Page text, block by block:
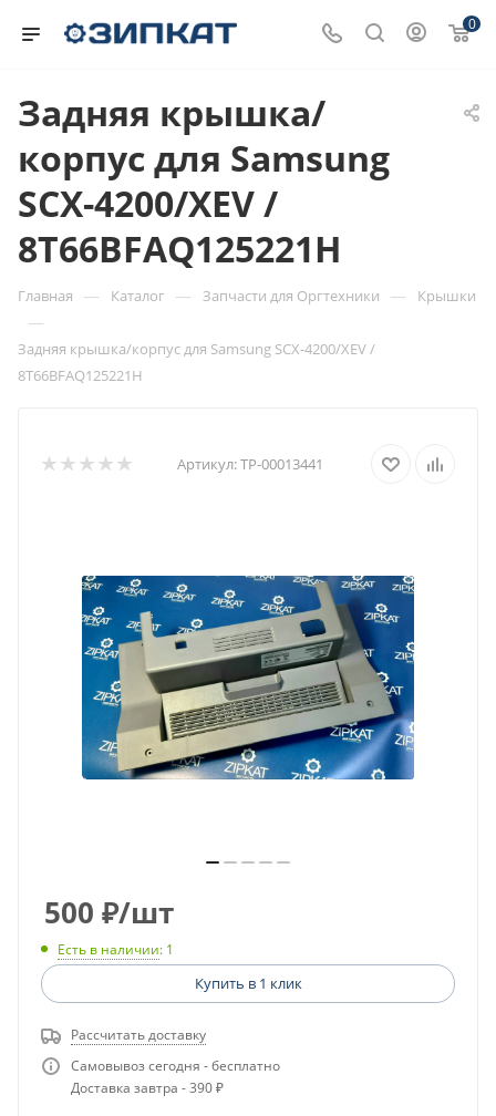
0
Задняя крышка/
корпус для Samsung
SCX-4200/XEV /
8T66BFAQ125221H
Главная — Каталог — Запчасти для Оргтехники — Крышки
—
Задняя крышка/корпус для Samsung SCX-4200/XEV /
8T66BFAQ125221H
Артикул:ТР-00013441
500 ₽/шт
Есть в наличии: 1
Купить в 1 клик
Рассчитать доставку
Самовывоз сегодня - бесплатно
Доставка завтра - 390 ₽